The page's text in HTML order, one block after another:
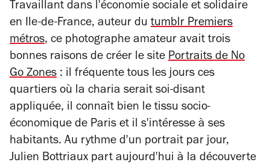
Travaillant dans l'économie sociale et solidaire
en Ile-de-France, auteur du tumblr Premiers
métros, ce photographe amateur avait trois
bonnes raisons de créer le site Portraits de No
Go Zones : il fréquente tous les jours ces
quartiers où la charia serait soi-disant
appliquée, il connaît bien le tissu socio-
économique de Paris et il s'intéresse à ses
habitants. Au rythme d'un portrait par jour,
Julien Bottriaux part aujourd'hui à la découverte